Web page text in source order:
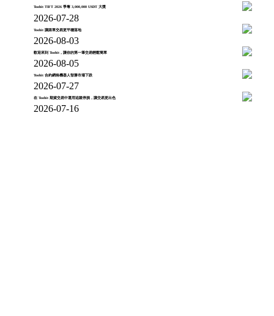
Toobit TIFT 2026 爭奪 3,000,000 USDT 大獎
2026-07-28
Toobit 讓跟單交易更平穩落地
2026-08-03
歡迎來到 Toobit，讓你的第一筆交易輕鬆簡單
2026-08-05
Toobit 合約網格機器人智勝市場下跌
2026-07-27
在 Toobit 期貨交易中運用追蹤停損，讓交易更出色
2026-07-16